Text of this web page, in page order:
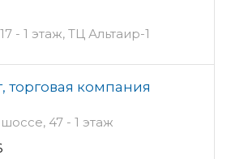
- 1 этаж, ТЦ Альтаир-1
торговая компания
47 - 1 этаж